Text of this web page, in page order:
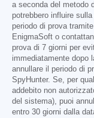
a seconda del metodo
potrebbero influire
periodo di prova
EnigmaSoft o
prova di 7 giorni per
immediatamente dopo
annullare il periodo di
SpyHunter. Se, per
addebito non
del sistema), puoi
entro 30 giorni dalla